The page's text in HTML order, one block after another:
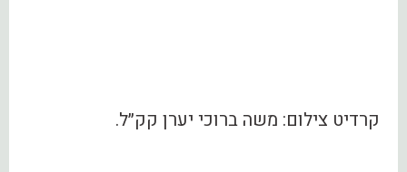
קרדיט צילום: משה ברוכי יערן קק״ל.